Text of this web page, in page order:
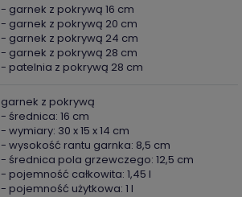
- garnek z pokrywą 16 cm
- garnek z pokrywą 20 cm
- garnek z pokrywą 24 cm
- garnek z pokrywą 28 cm
- patelnia z pokrywą 28 cm
garnek z pokrywą
- średnica: 16 cm
- wymiary: 30 x 15 x 14 cm
- wysokość rantu garnka: 8,5 cm
- średnica pola grzewczego: 12,5 cm
- pojemność całkowita: 1,45 l
- pojemność użytkowa: 1 l